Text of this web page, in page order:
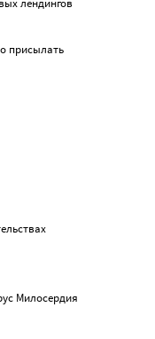
присылать
Милосердия